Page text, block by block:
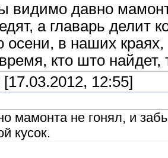
видимо давно
а главарь делит
осени, в наших
кто што найдет,
[17.03.2012, 12:55]
мамонта не гонял, и
кусок.